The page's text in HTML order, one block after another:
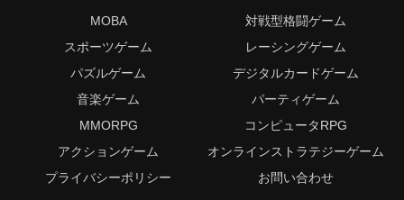
MOBA
対戦型格闘ゲーム
スポーツゲーム
レーシングゲーム
パズルゲーム
デジタルカードゲーム
音楽ゲーム
パーティゲーム
MMORPG
コンピュータRPG
アクションゲーム
オンラインストラテジーゲーム
プライバシーポリシー
お問い合わせ